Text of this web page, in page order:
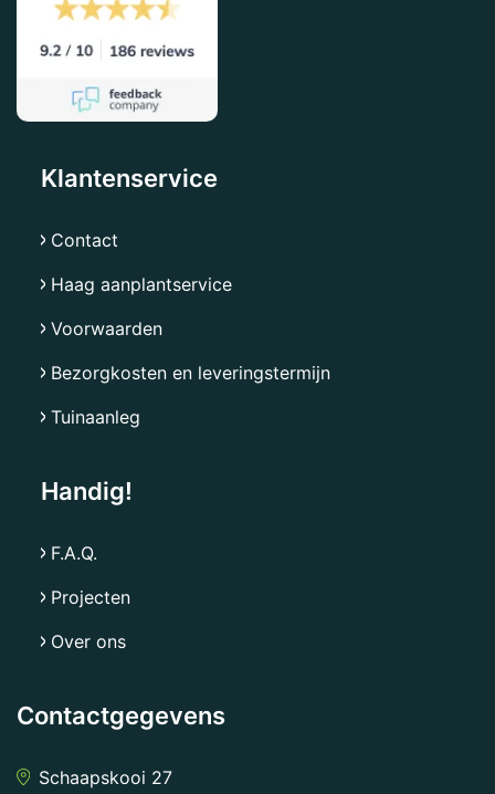
Klantenservice
Contact
Haag aanplantservice
Voorwaarden
Bezorgkosten en leveringstermijn
Tuinaanleg
Handig!
F.A.Q.
Projecten
Over ons
Contactgegevens
Schaapskooi 27